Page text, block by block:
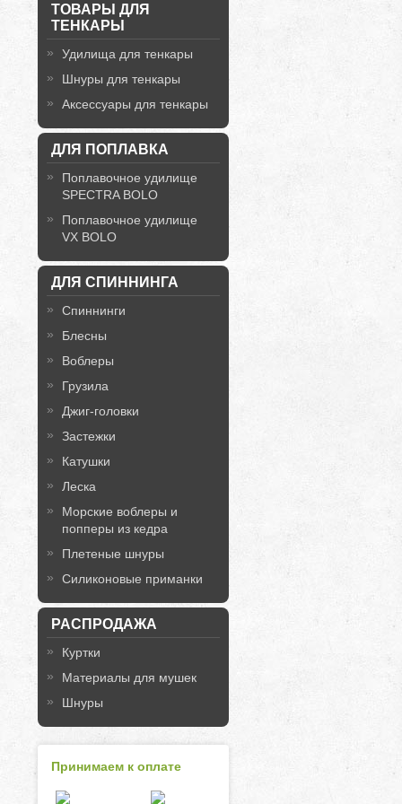
ТОВАРЫ ДЛЯ
ТЕНКАРЫ
Удилища для тенкары
Шнуры для тенкары
Аксессуары для тенкары
ДЛЯ ПОПЛАВКА
Поплавочное удилище
SPECTRA BOLO
Поплавочное удилище
VX BOLO
ДЛЯ СПИННИНГА
Спиннинги
Блесны
Воблеры
Грузила
Джиг-головки
Застежки
Катушки
Леска
Морские воблеры и
попперы из кедра
Плетеные шнуры
Силиконовые приманки
РАСПРОДАЖА
Куртки
Материалы для мушек
Шнуры
Принимаем к оплате